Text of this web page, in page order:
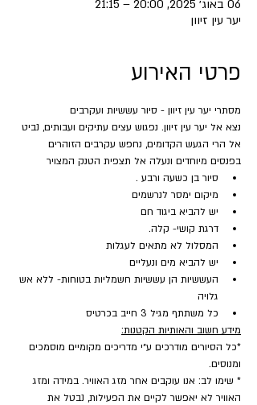
06 באוג׳ 2025, 20:00 – 21:15
יער עין זיוון
פרטי האירוע
מסתרי יער עין זיוון - סיור עששיות ועקרבים
נצא אל יער עין זיוון. נפגוש עצים עתיקים ועבותים, נביט
אל הרי הגעש הקדומים, נחפש עקרבים הזוהרים
בפנסים מיוחדים ונעלה אל תצפית הטנק המצויר
סיור בן כשעה ורבע .
מיקום ימסר לנרשמים
יש להביא ביגוד חם
דרגת קושי- קלה.
המסלול לא מתאים לעגלות
יש להביא מים ונעליים
העששיות הן עששיות חשמליות בטוחות- ללא אש
גלויה
כל משתתף מגיל 3 חייב בכרטיס
מידע חשוב והאותיות הקטנות:
*כל הסיורים מודרכים ע״י מדריכים מקומיים מוסמכים
ומנוסים.
* שימו לב: אנו עוקבים אחר מזג האוויר. במידה ומזג
האוויר לא יאפשר לקיים את הפעילות, נבטל את